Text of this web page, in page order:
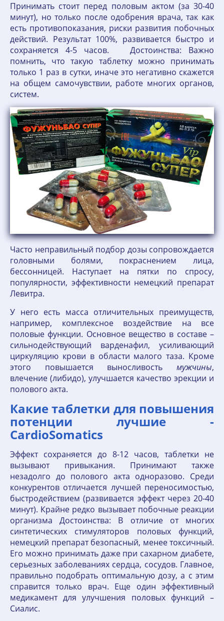
Принимать стоит перед половым актом (за 30-40
минут), но только после одобрения врача, так как
есть противопоказания, риски развития побочных
действий. Результат 100%, развивается быстро и
сохраняется 4-5 часов. Достоинства: Важно
помнить, что такую таблетку можно принимать
только 1 раз в сутки, иначе это негативно скажется
на общем самочувствии, работе многих органов,
систем.
Часто неправильный подбор дозы сопровождается
головными болями, покраснением лица,
бессонницей. Наступает на пятки по спросу,
популярности, эффективности немецкий препарат
Левитра.
У него есть масса отличительных преимуществ,
например, комплексное воздействие на все
половые функции. Основное вещество в составе –
сильнодействующий варденафил, усиливающий
циркуляцию крови в области малого таза. Кроме
этого повышается выносливость мужчины,
влечение (либидо), улучшается качество эрекции и
полового акта.
Какие таблетки для повышения
потенции лучшие -
CardioSomatics
Эффект сохраняется до 8-12 часов, таблетки не
вызывают привыкания. Принимают также
незадолго до полового акта одноразово. Среди
конкурентов отличается лучшей переносимостью,
быстродействием (развивается эффект через 20-40
минут). Крайне редко вызывает побочные реакции
организма Достоинства: В отличие от многих
синтетических стимуляторов половых функций,
немецкий препарат безопасный, менее токсичный.
Его можно принимать даже при сахарном диабете,
серьезных заболеваниях сердца, сосудов. Главное,
правильно подобрать оптимальную дозу, а с этим
справится только врач. Еще один эффективный
медикамент для улучшения половых функций –
Сиалис.